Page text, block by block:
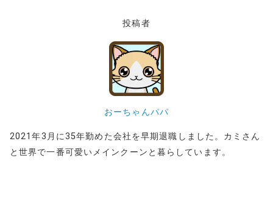
投稿者
おーちゃんパパ
2021年3月に35年勤めた会社を早期退職しました。カミさん
と世界で一番可愛いメインクーンと暮らしています。